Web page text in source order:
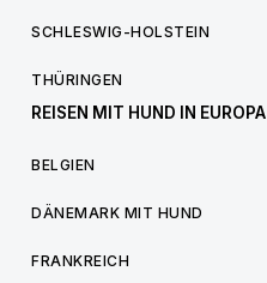
SCHLESWIG-HOLSTEIN
THÜRINGEN
REISEN MIT HUND IN EUROPA
BELGIEN
DÄNEMARK MIT HUND
FRANKREICH